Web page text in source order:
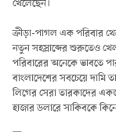
খেলেছেন।
ক্রীড়া-পাগল এক পরিবার
নতুন সহস্রাব্দের শুরুতেও
পরিবারের অনেকে ভাবতে
বাংলাদেশের সবচেয়ে
লিগের সেরা তারকাদের
হাজার ডলারে সাকিবকে